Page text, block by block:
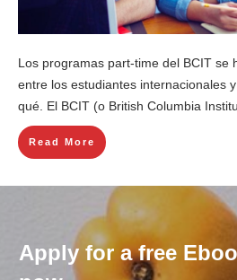
Los programas part-time del BCIT se
entre los estudiantes internacionales
qué. El BCIT (o British Columbia
Read More
Apply for a free